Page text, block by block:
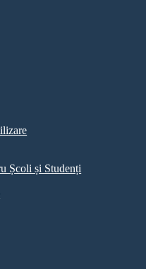
Școli și Studenți